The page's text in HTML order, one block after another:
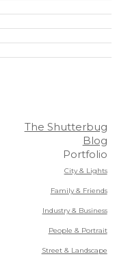
The Shutterbug
Blog
Portfolio
City & Lights
Family & Friends
Industry & Business
People & Portrait
Street & Landscape